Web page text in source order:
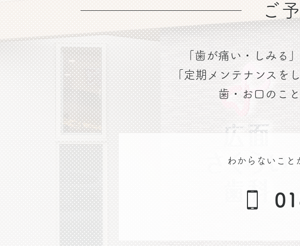
ご
「歯が痛い・しみる
「定期メンテナンスを
歯・お口のこ
わからないこと